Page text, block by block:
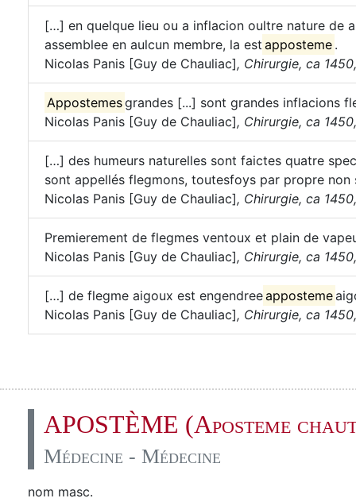
[…] en quelque lieu ou a inflacion oultre nature de
assemblee en aulcun membre, la est apposteme .
Nicolas Panis [Guy de Chauliac], Chirurgie, ca
Appostemesgrandes [...] sont grandes inflacions
Nicolas Panis [Guy de Chauliac], Chirurgie, ca
[…] des humeurs naturelles sont faictes quatre
sont appellés flegmons, toutesfoys par propre
Nicolas Panis [Guy de Chauliac], Chirurgie, ca
Premierement de flegmes ventoux et plain de
Nicolas Panis [Guy de Chauliac], Chirurgie, ca
[…] de flegme aigoux est engendreeapposteme
Nicolas Panis [Guy de Chauliac], Chirurgie, ca
APOSTÈME (Aposteme
Médecine - Médecine
nom masc.